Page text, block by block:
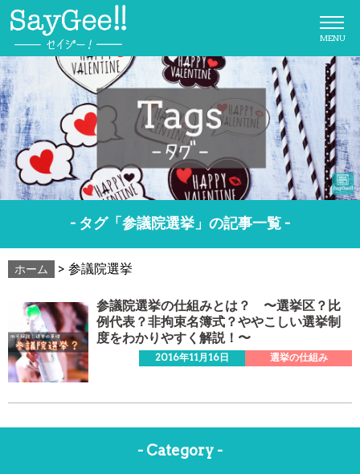
MENU
- タグ「参議院選挙」の記事一覧 -
ホーム > 参議院選挙
参議院選挙の仕組みとは？ 〜選挙区？比
例代表？非拘束名簿式？ややこしい選挙制
度をわかりやすく解説！〜
選挙の仕組み
2016年11月16日
- Category -